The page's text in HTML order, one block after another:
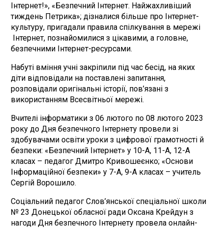
Інтернет!», «Безпечний Інтернет. Найжахливіший
тиждень Петрика»; дізналися більше про Інтернет-
культуру, пригадали правила спілкування в мережі
Інтернет, познайомилися з цікавими, а головне,
безпечними Інтернет-ресурсами.
Набуті вміння учні закріпили під час бесід, на яких
діти відповідали на поставлені запитання,
розповідали оригінальні історії, пов’язані з
використанням Всесвітньої мережі.
Вчителі інформатики з 06 лютого по 08 лютого 2023
року до Дня безпечного Інтернету провели зі
здобувачами освіти уроки з цифрової грамотності й
безпеки: «Безпечний Інтернет» у 10-А, 11-А, 12-А
класах – педагог Дмитро Кривошеєнко; «Основи
Інформаційної безпеки» у 7-А, 9-А класах – учитель
Сергій Ворошило.
Соціальний педагог Слов’янської спеціальної школи
№ 23 Донецької обласної ради Оксана Крейдун з
нагоди Дня безпечного Інтернету провела онлайн-